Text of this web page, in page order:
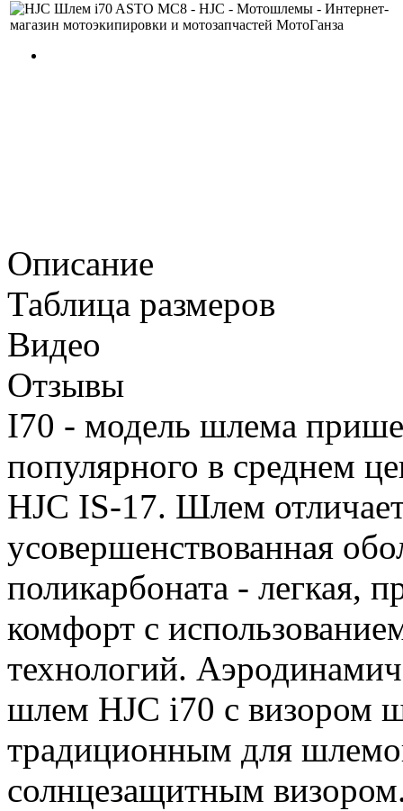
Описание
Таблица размеров
Видео
Отзывы
I70 - модель шлема
популярного в среднем
HJC IS-17. Шлем
усовершенствованная
поликарбоната - легкая,
комфорт с
технологий.
шлем HJC i70 с визором
традиционным для
солнцезащитным